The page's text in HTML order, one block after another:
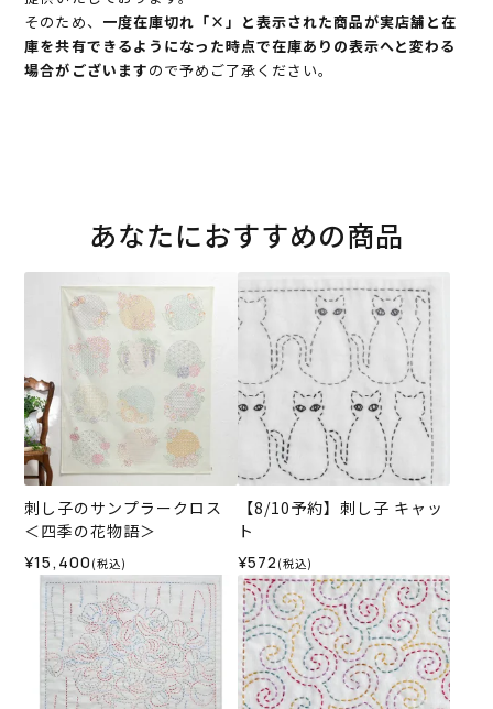
そのため、 一度在庫切れ「×」と表示された商品が実店舗と在
庫を共有できるようになった時点で在庫ありの表示へと変わる
場合がございますので予めご了承ください。
あなたにおすすめの商品
刺し子のサンプラークロス
＜四季の花物語＞
¥15,400 (税込)
【8/10予約】刺し子 キャッ
ト
¥572 (税込)